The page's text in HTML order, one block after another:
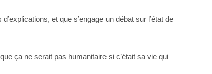
et que s’engage un débat sur l’état de
ça ne serait pas humanitaire si c’était sa vie qui